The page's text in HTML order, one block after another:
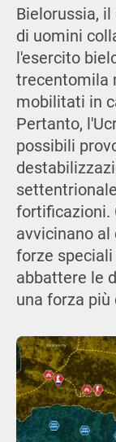
Bielorussia,
di uomini
l'esercito
trecentomila
mobilitati in
Pertanto,
possibili
fortificazioni.
avvicinano al
forze
abbattere le
una forza